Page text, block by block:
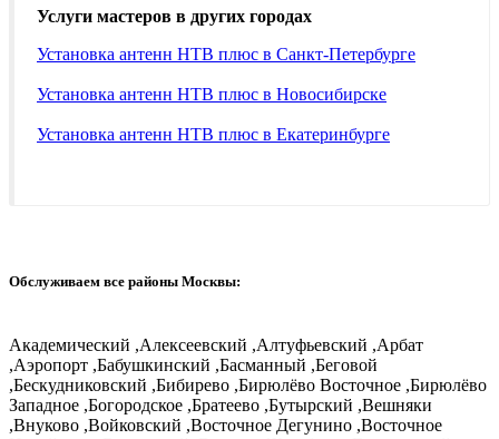
Услуги мастеров в других городах
Установка антенн НТВ плюс в Санкт-Петербурге
Установка антенн НТВ плюс в Новосибирске
Установка антенн НТВ плюс в Екатеринбурге
Обслуживаем все районы Москвы:
Академический ,Алексеевский ,Алтуфьевский ,Арбат
,Аэропорт ,Бабушкинский ,Басманный ,Беговой
,Бескудниковский ,Бибирево ,Бирюлёво Восточное ,Бирюлёво
Западное ,Богородское ,Братеево ,Бутырский ,Вешняки
,Внуково ,Войковский ,Восточное Дегунино ,Восточное